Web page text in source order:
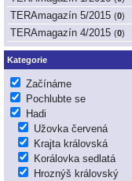
TERAmagazín 5/2015 (0)
TERAmagazín 4/2015 (0)
Kategorie
Začínáme
Pochlubte se
Hadi
Užovka červená
Krajta královská
Korálovka sedlatá
Hroznýš královský